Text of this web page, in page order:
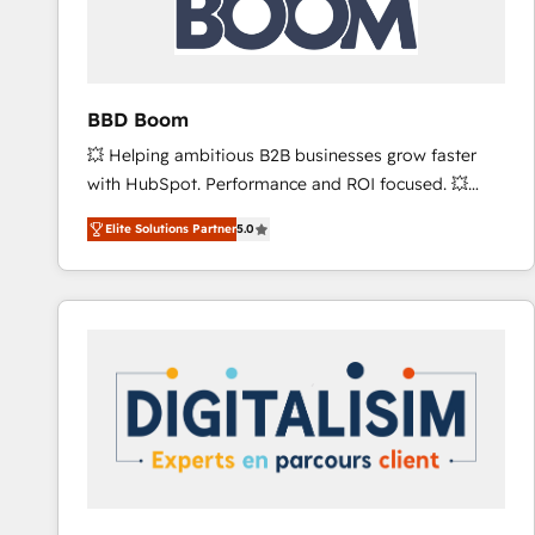
across offices and consulting teams in the UK, USA,
Canada, Germany, France, Belgium, Singapore, and
international offices and 175+ employees.
BBD Boom
💥 Helping ambitious B2B businesses grow faster
with HubSpot. Performance and ROI focused. 💥
BBD Boom is the HubSpot partner that can help you
to HubSpot Better. We work with your teams to
solve all your HubSpot challenges and improve user
adoption, sales process and marketing results.
HubSpot set-up for better results 🌐 Website design
and build using HubSpot 🔌 Integrating HubSpot
with other systems 🎓 Training your teams to be
HubSpot pros 📊 Lead generation services using
Elite Solutions Partner5.0